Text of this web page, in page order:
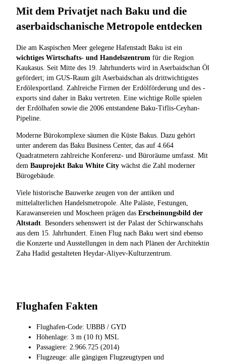
Mit dem Privatjet nach Baku und die
aserbaidschanische Metropole entdecken
Die am Kaspischen Meer gelegene Hafenstadt Baku ist ein
wichtiges Wirtschafts- und Handelszentrum für die Region
Kaukasus. Seit Mitte des 19. Jahrhunderts wird in Aserbaidschan Öl
gefördert; im GUS-Raum gilt Aserbaidschan als drittwichtigstes
Erdölexportland. Zahlreiche Firmen der Erdölförderung und des -
exports sind daher in Baku vertreten. Eine wichtige Rolle spielen
der Erdölhafen sowie die 2006 entstandene Baku-Tiflis-Ceyhan-
Pipeline.
Moderne Bürokomplexe säumen die Küste Bakus. Dazu gehört
unter anderem das Baku Business Center, das auf 4.664
Quadratmetern zahlreiche Konferenz- und Büroräume umfasst. Mit
dem Bauprojekt Baku White City wächst die Zahl moderner
Bürogebäude.
Viele historische Bauwerke zeugen von der antiken und
mittelalterlichen Handelsmetropole. Alte Paläste, Festungen,
Karawansereien und Moscheen prägen das Erscheinungsbild der
Altstadt . Besonders sehenswert ist der Palast der Schirwanschahs
aus dem 15. Jahrhundert. Einen Flug nach Baku wert sind ebenso
die Konzerte und Ausstellungen in dem nach Plänen der Architektin
Zaha Hadid gestalteten Heydar-Aliyev-Kulturzentrum.
Flughafen Fakten
Flughafen-Code: UBBB / GYD
Höhenlage: 3 m (10 ft) MSL
Passagiere: 2.966.725 (2014)
Flugzeuge: alle gängigen Flugzeugtypen und